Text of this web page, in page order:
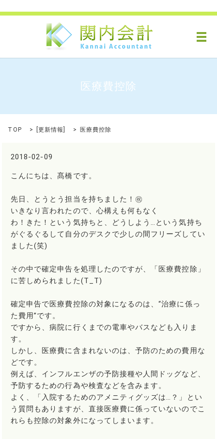
メ
医療費控除
TOP 更新情報 医療費控除
2018-02-09
こんにちは、髙橋です。
先日、とうとう担当を持ちました！㊗
いきなり言われたので、心構えも何もなく
わ！きた！という気持ちと、どうしよう…という気持ち
がぐるぐるして自分のデスクで少しの間フリーズしてい
ました(笑)
その中で確定申告を処理したのですが、「医療費控除」
に苦しめられました(T_T)
確定申告で医療費控除の対象になるのは、“治療に係っ
た費用”です。
ですから、病院に行くまでの電車やバスなども入りま
す。
しかし、医療費に含まれないのは、予防のための費用な
どです。
例えば、インフルエンザの予防接種や人間ドッグなど、
予防するための行為や検査などを含みます。
よく、「入院するためのアメニティグッズは…？」とい
う質問もありますが、直接医療費に係っていないのでこ
れらも控除の対象外になってしまいます。